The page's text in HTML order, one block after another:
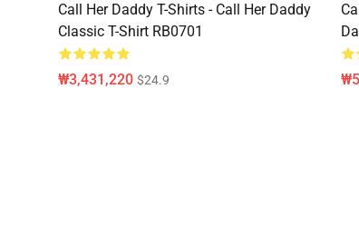
Call Her Daddy T-Shirts - Call Her Daddy
Classic T-Shirt RB0701
₩3,431,220 $24.9